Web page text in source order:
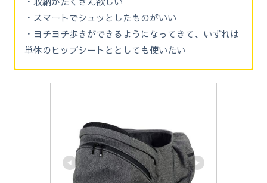
・スマートでシュッとしたものがいい
・ヨチヨチ歩きができるようになってきて、いずれは
単体のヒップシートととしても使いたい